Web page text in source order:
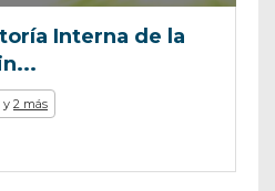
Interna de la
y 2 más